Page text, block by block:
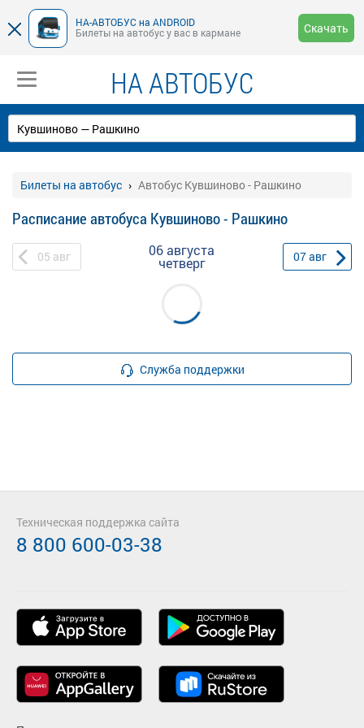
НА-АВТОБУС на ANDROID
Билеты на автобус у вас в кармане
Скачать
НА АВТОБУС
Билеты на автобус Автобус Кувшиново - Рашкино
Расписание автобуса Кувшиново - Рашкино
05 авг 06 августа
четверг 07авг
Служба поддержки
Техническая поддержка сайта
8 800 600-03-38